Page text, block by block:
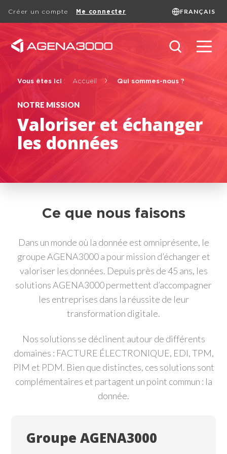
Créer un compte Me connecter FRANÇAIS
Language
DUTCHSearch
Basic page
Vous êtes ici : Accueil Qui sommes-nous ?
NOTRE MISSION
Valoriser et échanger
les données
Ce que nous faisons
Dans un monde où la donnée est omniprésente, le
groupe AGENA3000 a pour mission d’échanger et
valoriser les données. Depuis près de 45 ans, les
solutions AGENA3000 permettent d’accompagner
les entreprises dans la réussite de leur
transformation digitale.
Nos solutions se déclinent autour de différents
domaines : FACTURE ÉLECTRONIQUE, EDI, TPM,
PIM et PDM. Bien que distinctes, ces solutions sont
complémentaires et partagent un point commun : la
donnée.
Groupe AGENA3000